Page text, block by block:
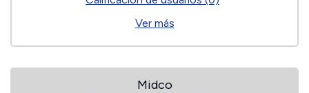
Ver más
Midco